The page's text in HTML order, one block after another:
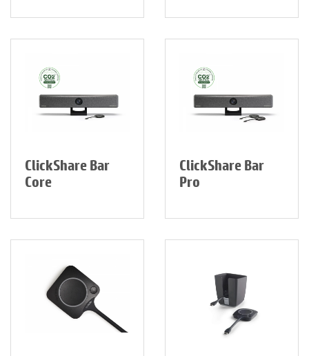
ClickShare Bar
Core
ClickShare Bar
Pro